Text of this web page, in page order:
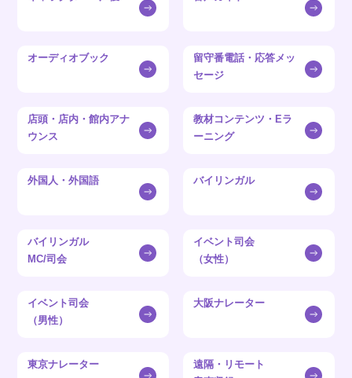
オーディオブック
留守番電話・応答メッ
セージ
店頭・店内・館内アナ
ウンス
教材コンテンツ・Eラ
ーニング
外国人・外国語 バイリンガル
バイリンガル
MC/司会
イベント司会
（女性）
イベント司会
（男性）
大阪ナレーター
東京ナレーター
遠隔・リモート